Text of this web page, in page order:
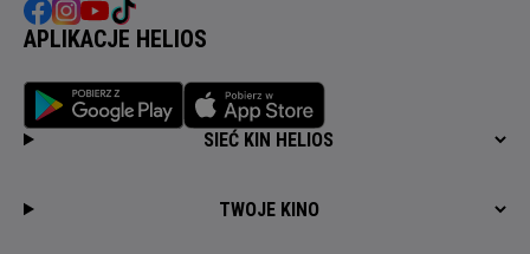
APLIKACJE HELIOS
SIEĆ KIN HELIOS
TWOJE KINO